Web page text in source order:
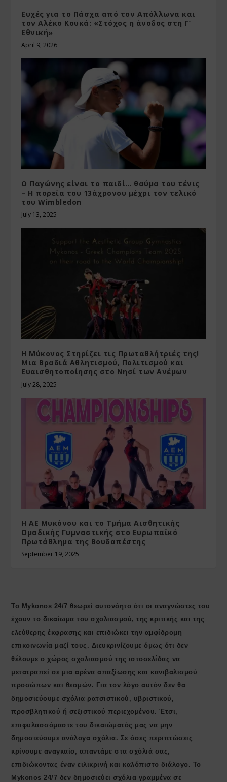
Ευχές για το Πάσχα από τον Απόλλωνα και
τον Αλέκο Κουκά: «Στόχος η άνοδος στη Γ’
Εθνική»
April 9, 2026
Ο Παγώνης είναι το παιδί… θαύμα του τένις
– H πορεία του 13άχρονου μέχρι τον τελικό
του Wimbledon
July 13, 2025
Η Μύκονος Στηρίζει τις Πρωταθλήτριές της!
Μια Βραδιά Αθλητισμού, Πολιτισμού και
Ευαισθητοποίησης στο Νησί των Ανέμων
July 28, 2025
Η ΑΕ Μυκόνου και το Τμήμα Αισθητικής
Ομαδικής Γυμναστικής στο Ευρωπαϊκό
Πρωτάθλημα της Βουδαπέστης
September 19, 2025
Το Mykonos 24/7 θεωρεί αυτονόητο ότι οι αναγνώστες του
έχουν το δικαίωμα του σχολιασμού, της κριτικής και της
ελεύθερης έκφρασης και επιδιώκει την αμφίδρομη
επικοινωνία μαζί τους. Διευκρινίζουμε όμως ότι δεν
θέλουμε ο χώρος σχολιασμού της ιστοσελίδας να
μετατραπεί σε μια αρένα απαξίωσης και κανιβαλισμού
προσώπων και θεσμών. Για τον λόγο αυτόν δεν θα
δημοσιεύουμε σχόλια ρατσιστικού, υβριστικού,
προσβλητικού ή σεξιστικού περιεχομένου. Έτσι,
επιφυλασσόμαστε του δικαιώματός μας να μην
δημοσιεύουμε ανάλογα σχόλια. Σε όσες περιπτώσεις
κρίνουμε αναγκαίο, απαντάμε στα σχόλιά σας,
επιδιώκοντας έναν ειλικρινή και καλόπιστο διάλογο. Το
Μykonos 24/7 δεν δημοσιεύει σχόλια γραμμένα σε